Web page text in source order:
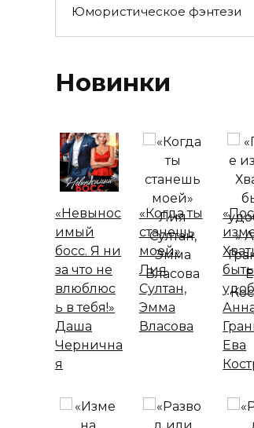
Юмористическое фэнтези
Новинки
«Невынос
имый
босс. Я ни
за что не
влюблюс
ь в тебя!»
Даша
Чернична
я
«Когда ты
станешь
моей»
Лия
Султан,
Эмма
Власова
быть
Ева